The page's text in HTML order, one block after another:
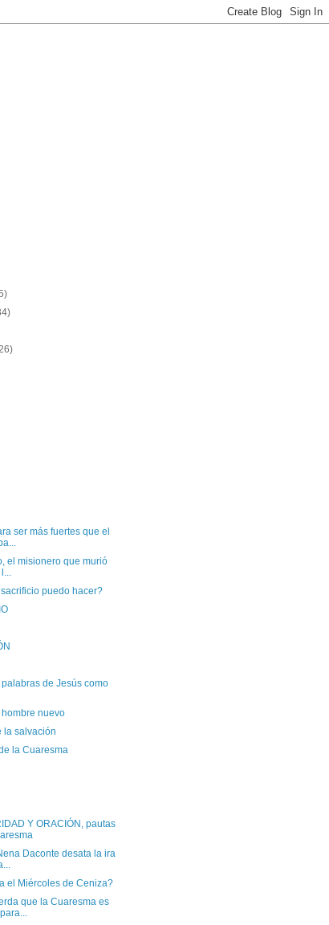
ser más fuertes que el
el misionero que murió
puedo hacer?
de Jesús como
nuevo
la salvación
la Cuaresma
Y ORACIÓN, pautas
Daconte desata la ira
el Miércoles de Ceniza?
que la Cuaresma es